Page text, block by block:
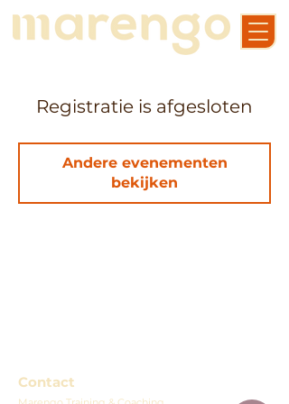
Registratie is afgesloten
Andere evenementen
bekijken
Contact